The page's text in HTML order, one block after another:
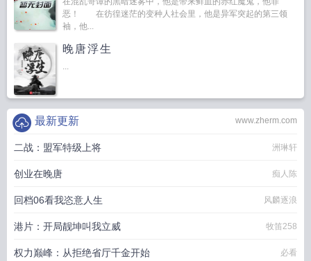
恶！ 在彷徨迷茫的变种人社会里，他是异军突起的第三领
袖，他...
晚唐浮生
...
www.zherm.com
最新更新
二战：盟军特级上将 洲琳轩
创业在晚唐 痴人陈
回档06看我恣意人生 风麟逐浪
港片：开局靓坤叫我立威 牧笛258
权力巅峰：从拒绝省厅千金开始 必看